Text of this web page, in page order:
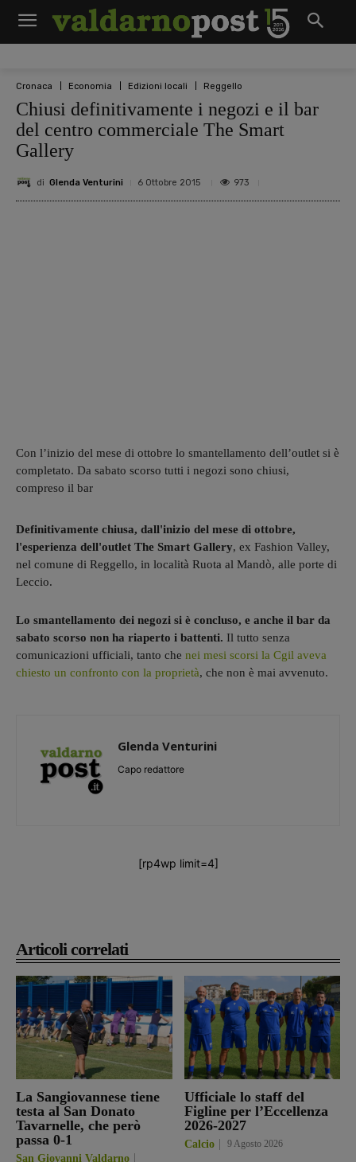
Cronaca Economia Edizioni locali Reggello
Chiusi definitivamente i negozi e il bar
del centro commerciale The Smart
Gallery
di Glenda Venturini 6 Ottobre 2015 973
Articoli correlati
La Sangiovannese tiene
testa al San Donato
Tavarnelle, che però
passa 0-1
San Giovanni Valdarno
Ufficiale lo staff del
Figline per l’Eccellenza
2026-2027
Calcio 9 Agosto 2026
Con l’inizio del mese di ottobre lo smantellamento dell’outlet si è
completato. Da sabato scorso tutti i negozi sono chiusi,
compreso il bar
Definitivamente chiusa, dall'inizio del mese di ottobre,
l'esperienza dell'outlet The Smart Gallery, ex Fashion Valley,
nel comune di Reggello, in località Ruota al Mandò, alle porte di
Leccio.
Lo smantellamento dei negozi si è concluso, e anche il bar da
sabato scorso non ha riaperto i battenti. Il tutto senza
comunicazioni ufficiali, tanto che nei mesi scorsi la Cgil aveva
chiesto un confronto con la proprietà, che non è mai avvenuto.
Glenda Venturini
Capo redattore
[rp4wp limit=4]